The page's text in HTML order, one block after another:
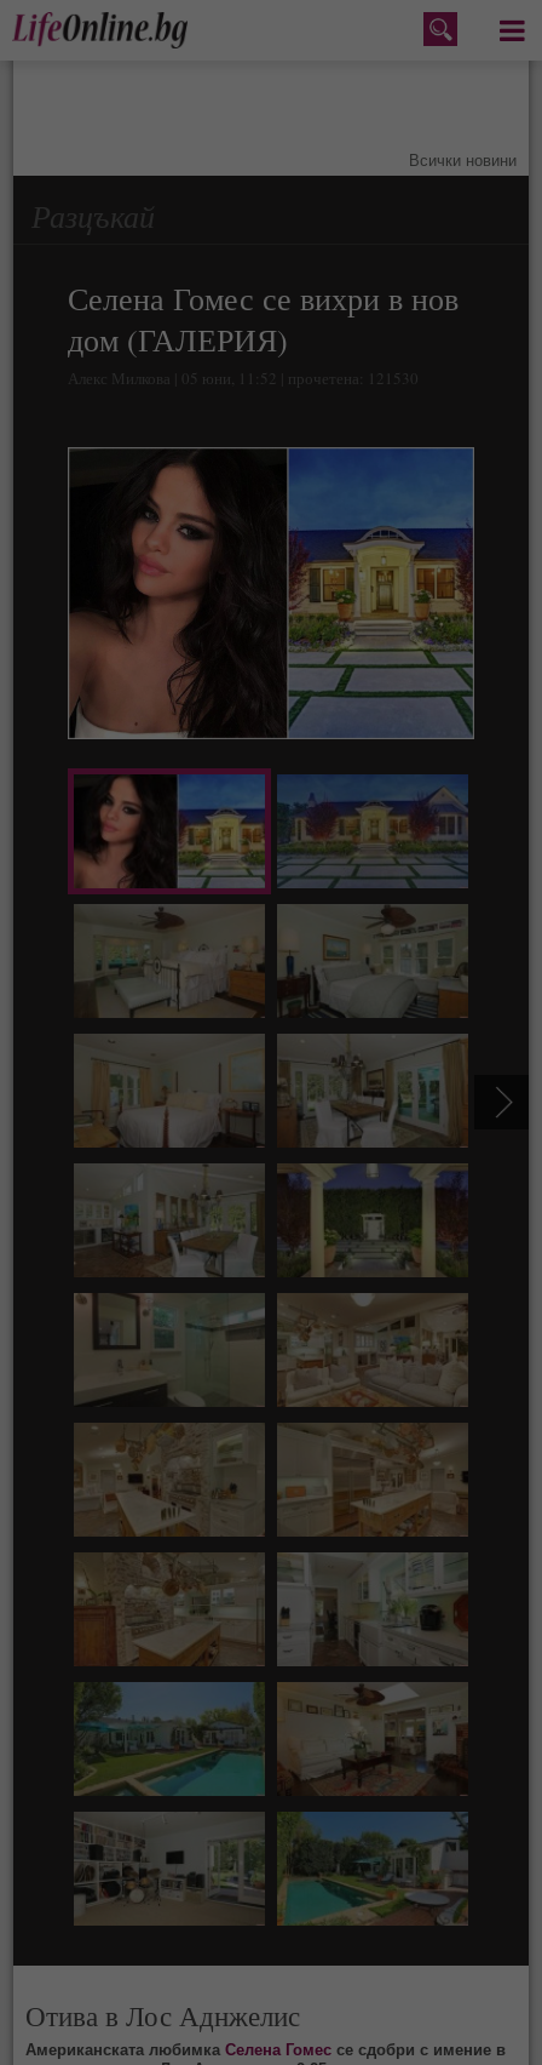
Меню
Всички новини
Разцъкай
Селена Гомес се вихри в нов
дом (ГАЛЕРИЯ)
Алекс Милкова | 05 юни, 11:52 | прочетена: 121530
Отива в Лос Аднжелис
Американската любимкаСелена Гомес се сдобри с имение в